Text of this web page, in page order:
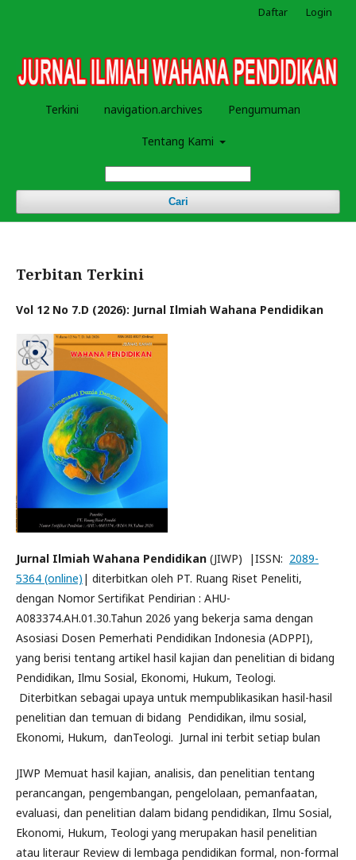
Terkini navigation.archives Pengumuman
Tentang Kami
Cari
Daftar Login
Terbitan Terkini
Vol 12 No 7.D (2026): Jurnal Ilmiah Wahana Pendidikan
Jurnal Ilmiah Wahana Pendidikan (JIWP) |ISSN: 2089-
5364 (online) | diterbitkan oleh PT. Ruang Riset Peneliti,
dengan Nomor Sertifikat Pendirian : AHU-
A083374.AH.01.30.Tahun 2026 yang bekerja sama dengan
Asosiasi Dosen Pemerhati Pendidikan Indonesia (ADPPI),
yang berisi tentang artikel hasil kajian dan penelitian di bidang
Pendidikan, Ilmu Sosial, Ekonomi, Hukum, Teologi.
Diterbitkan sebagai upaya untuk mempublikasikan hasil-hasil
penelitian dan temuan di bidang Pendidikan, ilmu sosial,
Ekonomi, Hukum, danTeologi. Jurnal ini terbit setiap bulan
JIWP Memuat hasil kajian, analisis, dan penelitian tentang
perancangan, pengembangan, pengelolaan, pemanfaatan,
evaluasi, dan penelitian dalam bidang pendidikan, Ilmu Sosial,
Ekonomi, Hukum, Teologi yang merupakan hasil penelitian
atau literaur Review di lembaga pendidikan formal, non-formal